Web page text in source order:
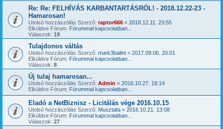
Re: Re: FELHÍVÁS KARBANTARTÁSRÓL! - 2018.12.22-23 -
Hamarosan!
Utolsó hozzászólás Szerző: raptor666 « 2018.12.11. 23:55
Elküldve Fórum: Fórummal kapcsolatban...
Válaszok: 19
Tulajdonos váltás
Utolsó hozzászólás Szerző: mark3balint « 2017.09.06. 20:01
Elküldve Fórum: Fórummal kapcsolatban...
Válaszok: 8
Új tulaj hamarosan...
Utolsó hozzászólás Szerző: Admin « 2016.10.27. 18:14
Elküldve Fórum: Fórummal kapcsolatban...
Eladó a NetBiznisz - Licitálás vége 2016.10.15
Utolsó hozzászólás Szerző: Musztafa « 2016.10.21. 13:08
Elküldve Fórum: Fórummal kapcsolatban...
Válaszok: 27